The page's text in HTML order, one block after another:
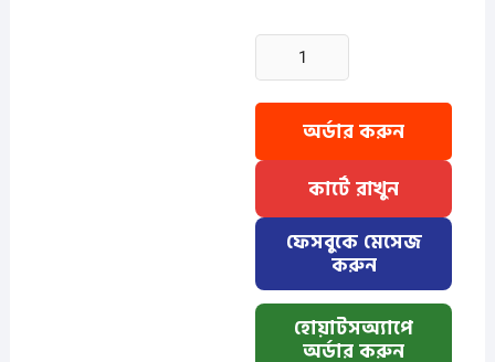
2
Pcs
Stripe
Sleeve
WhiteSmall+NavySamall
quantity
কার্টে রাখুন
অর্ডার করুন
ফেসবুকে মেসেজ
করুন
হোয়াটসঅ্যাপে
অর্ডার করুন